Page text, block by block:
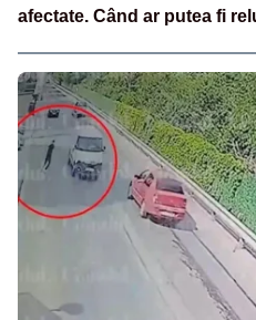
afectate. Când ar putea fi